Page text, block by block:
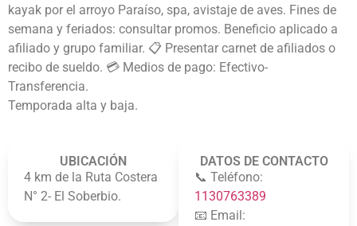
kayak por el arroyo Paraíso, spa, avistaje de aves. Fines de
semana y feriados: consultar promos. Beneficio aplicado a
afiliado y grupo familiar. 📋 Presentar carnet de afiliados o
recibo de sueldo. 💳 Medios de pago: Efectivo-
Transferencia.
Temporada alta y baja.
UBICACIÓN
4 km de la Ruta Costera
N° 2- El Soberbio.
DATOS DE CONTACTO
📞 Teléfono:
1130763389
📧 Email: